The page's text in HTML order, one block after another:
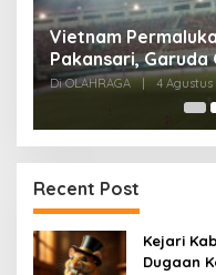
Vietnam
Pakansari,
Kandang
Di OLAHRAGA 4 Agustus
Recent Post
Kejari
Dugaan